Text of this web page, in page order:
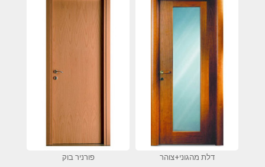
דלת מהגוני+צוהר פורניר בוק